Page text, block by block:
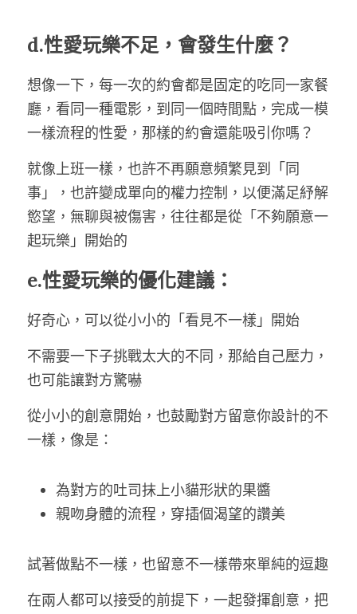
d.性愛玩樂不足，會發生什麼？
想像一下，每一次的約會都是固定的吃同一家餐
廳，看同一種電影，到同一個時間點，完成一模
一樣流程的性愛，那樣的約會還能吸引你嗎？
就像上班一樣，也許不再願意頻繁見到「同
事」，也許變成單向的權力控制，以便滿足紓解
慾望，無聊與被傷害，往往都是從「不夠願意一
起玩樂」開始的
e.性愛玩樂的優化建議：
好奇心，可以從小小的「看見不一樣」開始
不需要一下子挑戰太大的不同，那給自己壓力，
也可能讓對方驚嚇
從小小的創意開始，也鼓勵對方留意你設計的不
一樣，像是：
為對方的吐司抹上小貓形狀的果醬
親吻身體的流程，穿插個渴望的讚美
試著做點不一樣，也留意不一樣帶來單純的逗趣
在兩人都可以接受的前提下，一起發揮創意，把